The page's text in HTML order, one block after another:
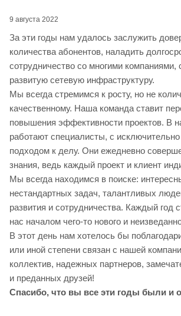
9 августа 2022
За эти годы нам удалось заслужить
количества абонентов, наладить
сотрудничество со многими компаниями,
развитую сетевую инфраструктуру.
Мы всегда стремимся к росту, но не
качественному. Наша команда ставит
повышения эффективности проектов. В
работают специалисты, с
подходом к делу. Они ежедневно
знания, ведь каждый проект и клиент
Мы всегда находимся в поиске:
нестандартных задач, талантливых
развития и сотрудничества. Каждый год
нас началом чего-то нового и
В этот день нам хотелось бы
или иной степени связан с нашей
коллектив, надежных партнеров,
и преданных друзей!
Спасибо, что вы все эти годы были и